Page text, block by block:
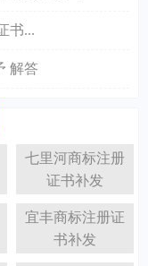
书...
解答
七里河商标注册
证书补发
宜丰商标注册证
书补发